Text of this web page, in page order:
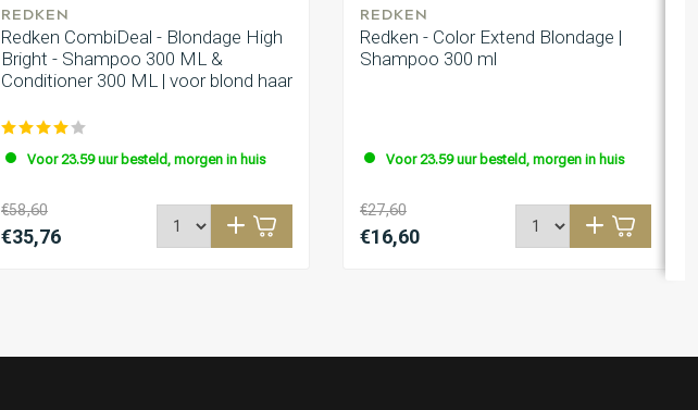
REDKEN
Redken CombiDeal - Blondage High
Bright - Shampoo 300 ML &
Conditioner 300 ML | voor blond haar
Voor 23.59 uur besteld, morgen in huis
€58,60
€35,76
REDKEN
Redken - Color Extend Blondage |
Shampoo 300 ml
Voor 23.59 uur besteld, morgen in huis
€27,60
€16,60